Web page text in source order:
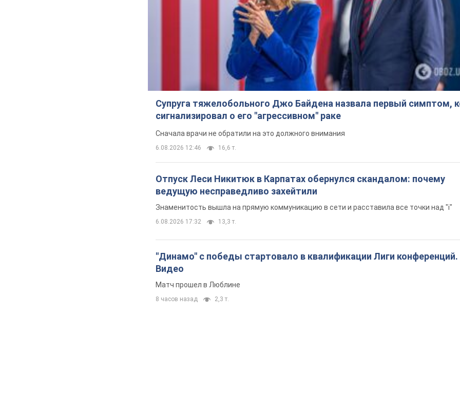
Супруга тяжелобольного Джо Байдена назвала первый симптом,
сигнализировал о его "агрессивном" раке
Сначала врачи не обратили на это должного внимания
6.08.2026 12:46 16,6 т.
Отпуск Леси Никитюк в Карпатах обернулся скандалом: почему
ведущую несправедливо захейтили
Знаменитость вышла на прямую коммуникацию в сети и расставила все точки над "i"
6.08.2026 17:32 13,3 т.
"Динамо" с победы стартовало в квалификации Лиги конференций.
Видео
Матч прошел в Люблине
8 часов назад 2,3 т.